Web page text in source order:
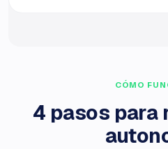
CÓMO
4 pasos para